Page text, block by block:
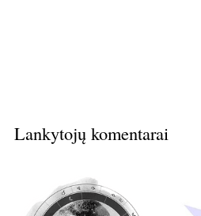
Lankytojų komentarai